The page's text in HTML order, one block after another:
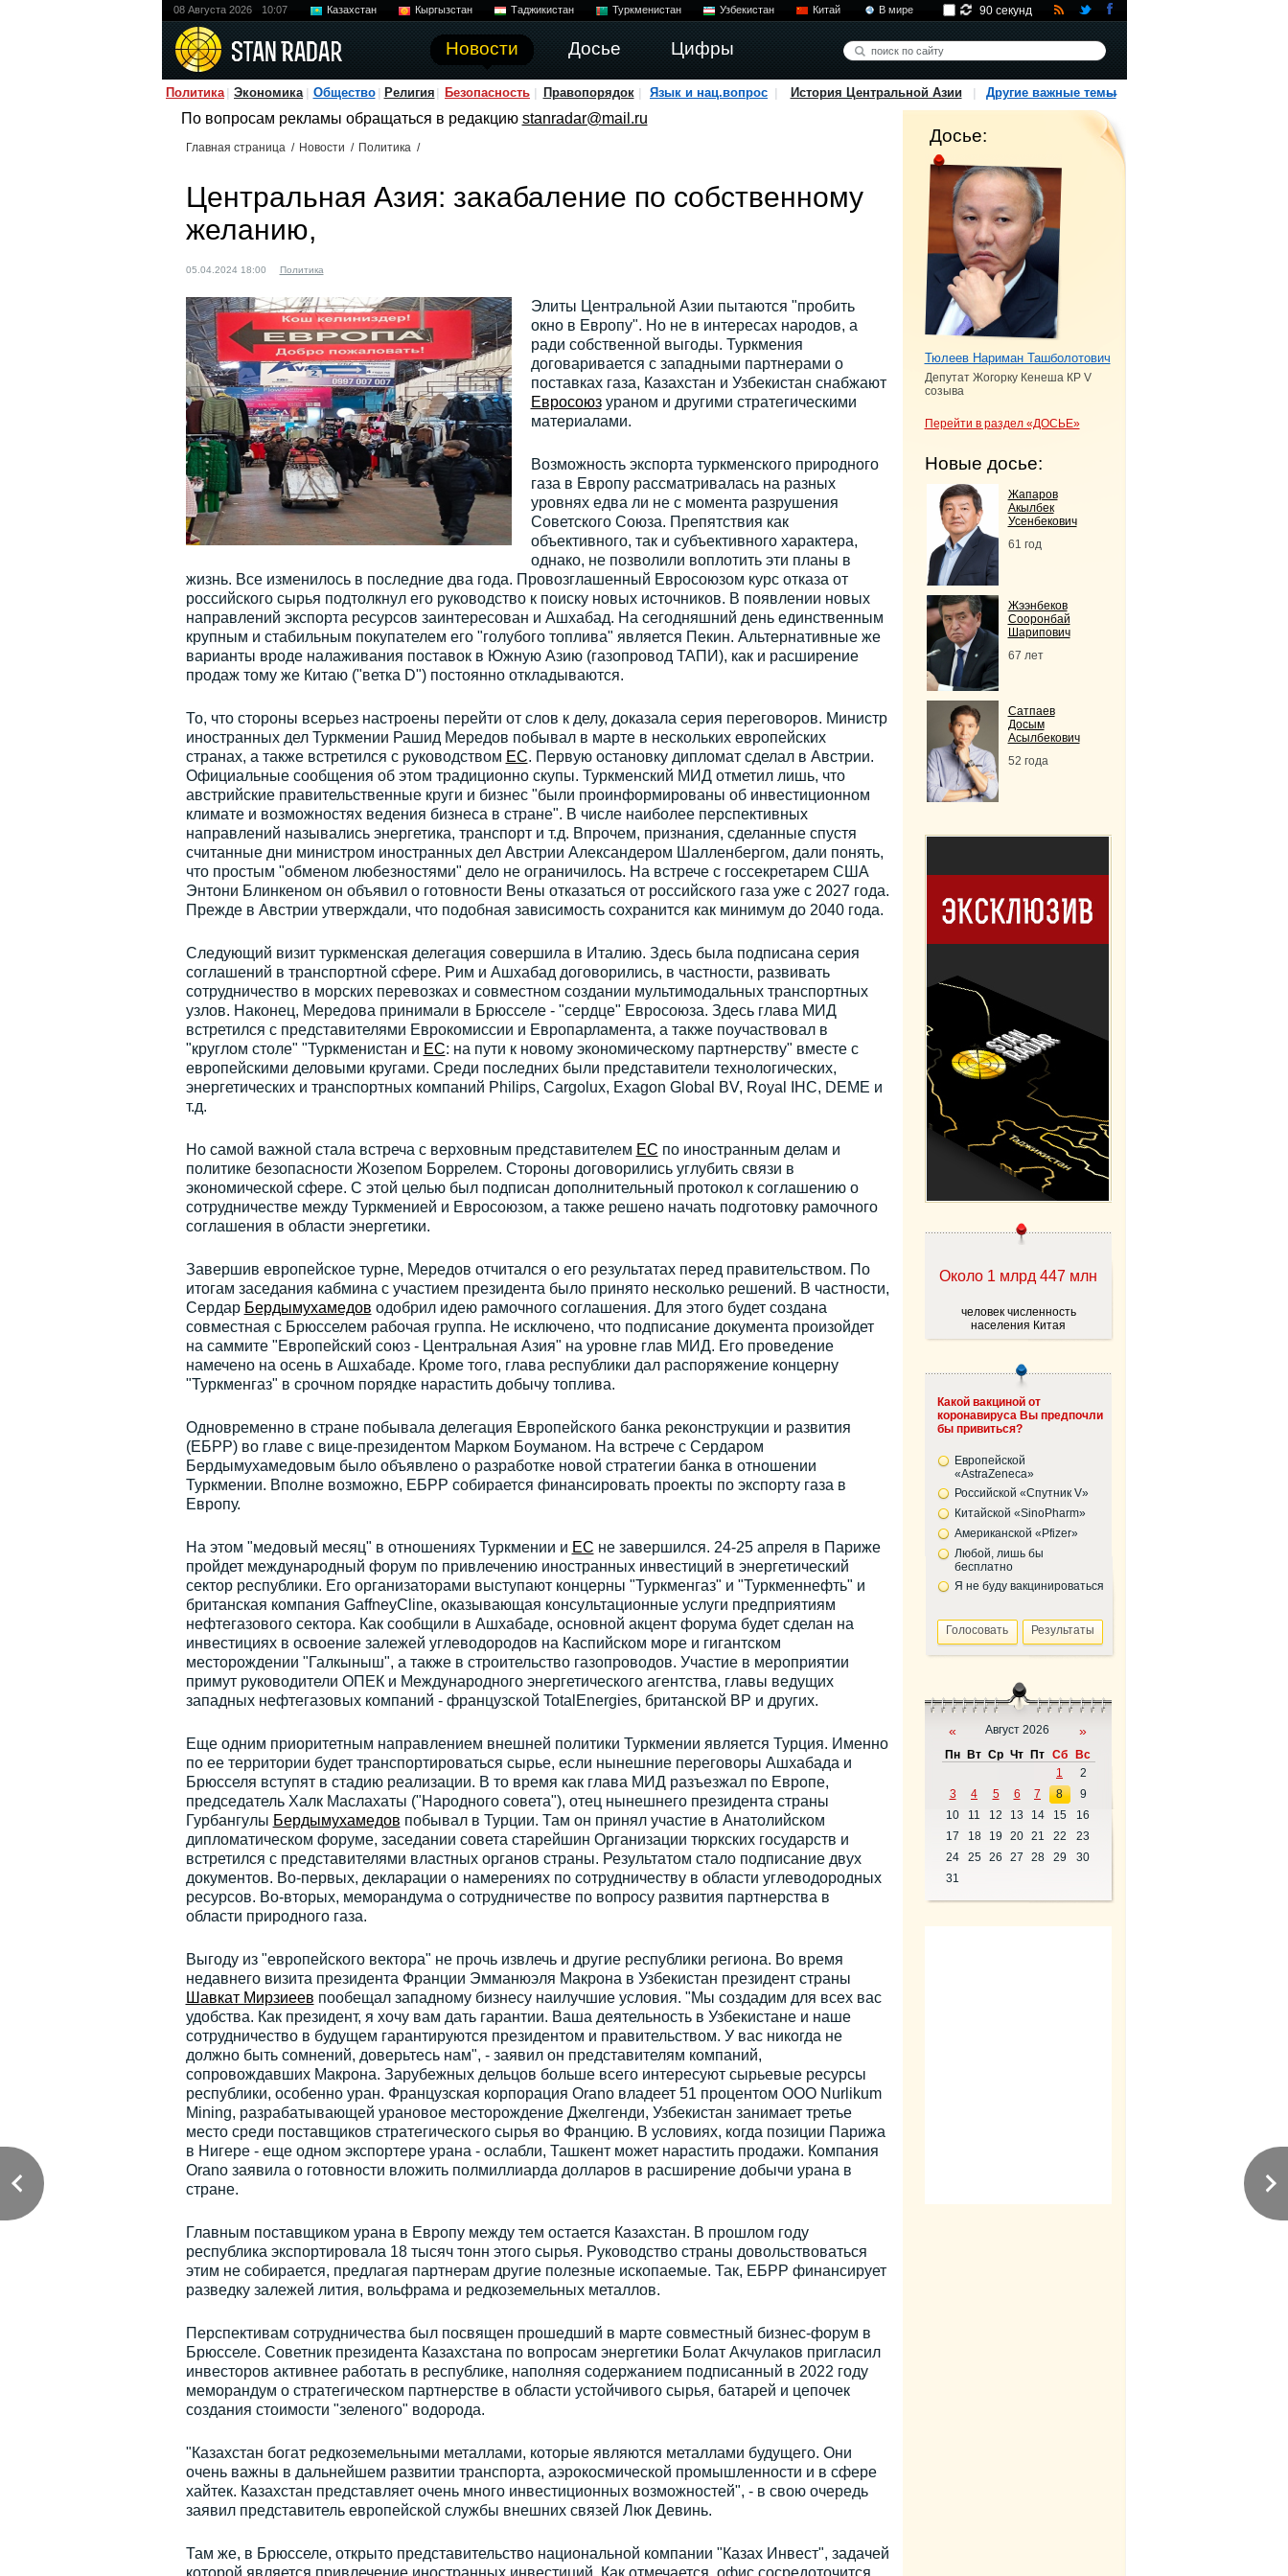
08 Августа 2026 10:07 Казахстан Кыргызстан Таджикистан Туркменистан Узбекистан Китай В мире
Новости Досье Цифры
90 секунд
Политика Экономика Общество Религия Безопасность Правопорядок Язык и нац.вопрос История Центральной Азии Другие важные темы
По вопросам рекламы обращаться в редакцию stanradar@mail.ru
Главная страница / Новости / Политика /
Центральная Азия: закабаление по собственному
желанию,
05.04.2024 18:00 Политика
Элиты Центральной Азии пытаются "пробить
окно в Европу". Но не в интересах народов, а
ради собственной выгоды. Туркмения
договаривается с западными партнерами о
поставках газа, Казахстан и Узбекистан снабжают
Евросоюзураном и другими стратегическими
материалами.
Возможность экспорта туркменского природного
газа в Европу рассматривалась на разных
уровнях едва ли не с момента разрушения
Советского Союза. Препятствия как
объективного, так и субъективного характера,
однако, не позволили воплотить эти планы в
жизнь. Все изменилось в последние два года. Провозглашенный Евросоюзом курс отказа от
российского сырья подтолкнул его руководство к поиску новых источников. В появлении новых
направлений экспорта ресурсов заинтересован и Ашхабад. На сегодняшний день единственным
крупным и стабильным покупателем его "голубого топлива" является Пекин. Альтернативные же
варианты вроде налаживания поставок в Южную Азию (газопровод ТАПИ), как и расширение
продаж тому же Китаю ("ветка D") постоянно откладываются.
То, что стороны всерьез настроены перейти от слов к делу, доказала серия переговоров. Министр
иностранных дел Туркмении Рашид Мередов побывал в марте в нескольких европейских
странах, а также встретился с руководством ЕС. Первую остановку дипломат сделал в Австрии.
Официальные сообщения об этом традиционно скупы. Туркменский МИД отметил лишь, что
австрийские правительственные круги и бизнес "были проинформированы об инвестиционном
климате и возможностях ведения бизнеса в стране". В числе наиболее перспективных
направлений назывались энергетика, транспорт и т.д. Впрочем, признания, сделанные спустя
считанные дни министром иностранных дел Австрии Александером Шалленбергом, дали понять,
что простым "обменом любезностями" дело не ограничилось. На встрече с госсекретарем США
Энтони Блинкеном он объявил о готовности Вены отказаться от российского газа уже с 2027 года.
Прежде в Австрии утверждали, что подобная зависимость сохранится как минимум до 2040 года.
Следующий визит туркменская делегация совершила в Италию. Здесь была подписана серия
соглашений в транспортной сфере. Рим и Ашхабад договорились, в частности, развивать
сотрудничество в морских перевозках и совместном создании мультимодальных транспортных
узлов. Наконец, Мередова принимали в Брюсселе - "сердце" Евросоюза. Здесь глава МИД
встретился с представителями Еврокомиссии и Европарламента, а также поучаствовал в
"круглом столе" "Туркменистан и ЕС: на пути к новому экономическому партнерству" вместе с
европейскими деловыми кругами. Среди последних были представители технологических,
энергетических и транспортных компаний Philips, Cargolux, Exagon Global BV, Royal IHC, DEME и
т.д.
Но самой важной стала встреча с верховным представителем ЕС по иностранным делам и
политике безопасности Жозепом Боррелем. Стороны договорились углубить связи в
экономической сфере. С этой целью был подписан дополнительный протокол к соглашению о
сотрудничестве между Туркменией и Евросоюзом, а также решено начать подготовку рамочного
соглашения в области энергетики.
Завершив европейское турне, Мередов отчитался о его результатах перед правительством. По
итогам заседания кабмина с участием президента было принято несколько решений. В частности,
Сердар Бердымухамедов одобрил идею рамочного соглашения. Для этого будет создана
совместная с Брюсселем рабочая группа. Не исключено, что подписание документа произойдет
на саммите "Европейский союз - Центральная Азия" на уровне глав МИД. Его проведение
намечено на осень в Ашхабаде. Кроме того, глава республики дал распоряжение концерну
"Туркменгаз" в срочном порядке нарастить добычу топлива.
Одновременно в стране побывала делегация Европейского банка реконструкции и развития
(ЕБРР) во главе с вице-президентом Марком Боуманом. На встрече с Сердаром
Бердымухамедовым было объявлено о разработке новой стратегии банка в отношении
Туркмении. Вполне возможно, ЕБРР собирается финансировать проекты по экспорту газа в
Европу.
На этом "медовый месяц" в отношениях Туркмении и ЕС не завершился. 24-25 апреля в Париже
пройдет международный форум по привлечению иностранных инвестиций в энергетический
сектор республики. Его организаторами выступают концерны "Туркменгаз" и "Туркменнефть" и
британская компания GaffneyCline, оказывающая консультационные услуги предприятиям
нефтегазового сектора. Как сообщили в Ашхабаде, основной акцент форума будет сделан на
инвестициях в освоение залежей углеводородов на Каспийском море и гигантском
месторождении "Галкыныш", а также в строительство газопроводов. Участие в мероприятии
примут руководители ОПЕК и Международного энергетического агентства, главы ведущих
западных нефтегазовых компаний - французской TotalEnergies, британской BP и других.
Еще одним приоритетным направлением внешней политики Туркмении является Турция. Именно
по ее территории будет транспортироваться сырье, если нынешние переговоры Ашхабада и
Брюсселя вступят в стадию реализации. В то время как глава МИД разъезжал по Европе,
председатель Халк Маслахаты ("Народного совета"), отец нынешнего президента страны
Гурбангулы Бердымухамедов побывал в Турции. Там он принял участие в Анатолийском
дипломатическом форуме, заседании совета старейшин Организации тюркских государств и
встретился с представителями властных органов страны. Результатом стало подписание двух
документов. Во-первых, декларации о намерениях по сотрудничеству в области углеводородных
ресурсов. Во-вторых, меморандума о сотрудничестве по вопросу развития партнерства в
области природного газа.
Выгоду из "европейского вектора" не прочь извлечь и другие республики региона. Во время
недавнего визита президента Франции Эмманюэля Макрона в Узбекистан президент страны
Шавкат Мирзиеев пообещал западному бизнесу наилучшие условия. "Мы создадим для всех вас
удобства. Как президент, я хочу вам дать гарантии. Ваша деятельность в Узбекистане и наше
сотрудничество в будущем гарантируются президентом и правительством. У вас никогда не
должно быть сомнений, доверьтесь нам", - заявил он представителям компаний,
сопровождавших Макрона. Зарубежных дельцов больше всего интересуют сырьевые ресурсы
республики, особенно уран. Французская корпорация Orano владеет 51 процентом ООО Nurlikum
Mining, разрабатывающей урановое месторождение Джелгенди, Узбекистан занимает третье
место среди поставщиков стратегического сырья во Францию. В условиях, когда позиции Парижа
в Нигере - еще одном экспортере урана - ослабли, Ташкент может нарастить продажи. Компания
Orano заявила о готовности вложить полмиллиарда долларов в расширение добычи урана в
стране.
Главным поставщиком урана в Европу между тем остается Казахстан. В прошлом году
республика экспортировала 18 тысяч тонн этого сырья. Руководство страны довольствоваться
этим не собирается, предлагая партнерам другие полезные ископаемые. Так, ЕБРР финансирует
разведку залежей лития, вольфрама и редкоземельных металлов.
Перспективам сотрудничества был посвящен прошедший в марте совместный бизнес-форум в
Брюсселе. Советник президента Казахстана по вопросам энергетики Болат Акчулаков пригласил
инвесторов активнее работать в республике, наполняя содержанием подписанный в 2022 году
меморандум о стратегическом партнерстве в области устойчивого сырья, батарей и цепочек
создания стоимости "зеленого" водорода.
"Казахстан богат редкоземельными металлами, которые являются металлами будущего. Они
очень важны в дальнейшем развитии транспорта, аэрокосмической промышленности и в сфере
хайтек. Казахстан представляет очень много инвестиционных возможностей", - в свою очередь
заявил представитель европейской службы внешних связей Люк Девинь.
Там же, в Брюсселе, открыто представительство национальной компании "Казах Инвест", задачей
которой является привлечение иностранных инвестиций. Как отмечается, офис сосредоточится
Досье:
Тюлеев Нариман Ташболотович
Депутат Жогорку Кенеша КР V
созыва
Перейти в раздел «ДОСЬЕ»
Новые досье:
Жапаров
Акылбек
Усенбекович
61 год
Жээнбеков
Сооронбай
Шарипович
67 лет
Сатпаев
Досым
Асылбекович
52 года
Около 1 млрд 447 млн
человек численность
населения Китая
Какой вакциной от
коронавируса Вы предпочли
бы привиться?
Европейской
«AstraZeneca»
Российской «Спутник V»
Китайской «SinoPharm»
Американской «Pfizer»
Любой, лишь бы
бесплатно
Я не буду вакцинироваться
« Август 2026 »
Пн Вт Ср Чт Пт Сб
Вс
1
2
3
4 5 6 7 8
9
10
11 12 13 14 15
16
17
18 19 20 21 22
23
24
25 26 27 28 29
30
31